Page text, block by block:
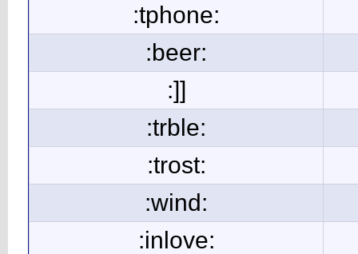
:tphone:
:beer:
:]]
:trble:
:trost:
:wind:
:inlove: